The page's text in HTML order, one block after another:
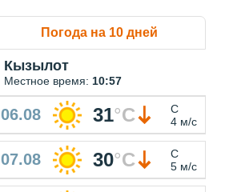
Погода на 10 дней
Кызылот
Местное время: 10:57
06.08 31°C
С
4 м/с
07.08 30°C
С
5 м/с